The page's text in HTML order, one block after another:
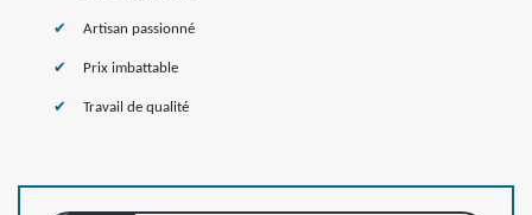
Artisan passionné
Prix imbattable
Travail de qualité